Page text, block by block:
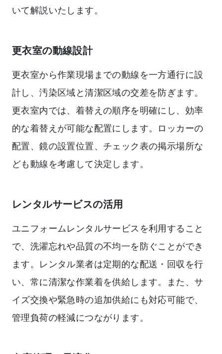
いて解説いたします。
更衣室の動線設計
更衣室から作業現場までの動線を一方通行に設
計し、汚染区域と清潔区域の交差を防ぎます。
更衣室内では、着替えの順序を明確にし、効率
的な着替えが可能な配置にします。ロッカーの
配置、鏡の設置位置、チェック表の掲示場所な
ども動線を考慮して決定します。
レンタルサービスの活用
ユニフォームレンタルサービスを利用すること
で、洗濯忘れや品質の不均一を防ぐことができ
ます。レンタル業者は定期的な配送・回収を行
い、常に清潔な作業着を供給します。また、サ
イズ交換や緊急時の追加供給にも対応可能で、
管理負荷の軽減につながります。